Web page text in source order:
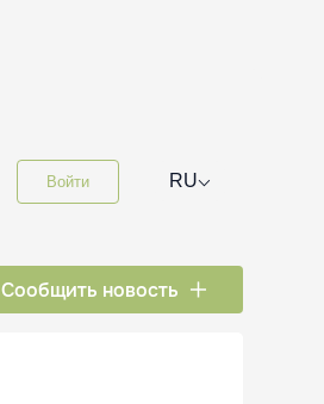
Войти RU⌵
Сообщить новость